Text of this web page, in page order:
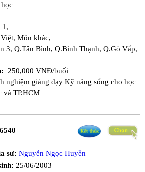
1,
Môn khác,
3, Q.Tân Bình, Q.Bình Thạnh, Q.Gò Vấp,
250,000 VNĐ/buổi
nghiệm giảng dạy Kỹ năng sống cho học
và TP.HCM
sư: Nguyễn Ngọc Huyền
25/06/2003